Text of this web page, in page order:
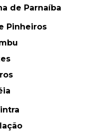
de Parnaíba
Pinheiros